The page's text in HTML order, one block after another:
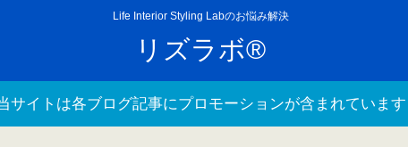
Life Interior Styling Labのお悩み解決
リズラボ®
サイトは各ブログ記事にプロモーションが含まれています